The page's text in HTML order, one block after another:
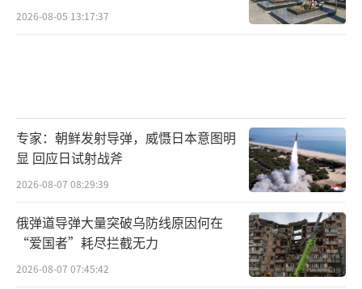
2026-08-05 13:17:37
专家：朝鲜发射导弹，威慑日本意图明
显 回应日试射战斧
2026-08-07 08:29:39
俄弹道导弹大量突破乌防线原因何在
“爱国者”耗尽拦截无力
2026-08-07 07:45:42